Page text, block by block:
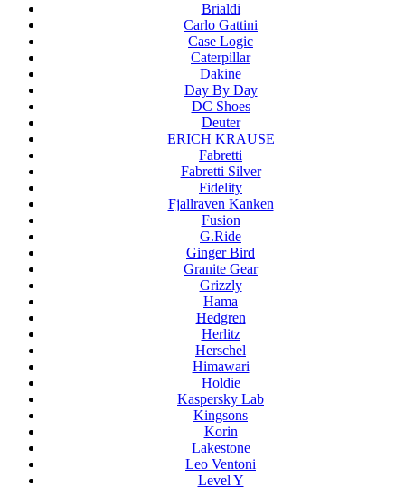
Brialdi
Carlo Gattini
Case Logic
Caterpillar
Dakine
Day By Day
DC Shoes
Deuter
ERICH KRAUSE
Fabretti
Fabretti Silver
Fidelity
Fjallraven Kanken
Fusion
G.Ride
Ginger Bird
Granite Gear
Grizzly
Hama
Hedgren
Herlitz
Herschel
Himawari
Holdie
Kaspersky Lab
Kingsons
Korin
Lakestone
Leo Ventoni
Level Y